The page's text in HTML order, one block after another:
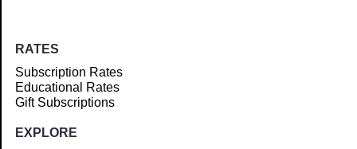
RATES
Subscription Rates
Educational Rates
Gift Subscriptions
EXPLORE